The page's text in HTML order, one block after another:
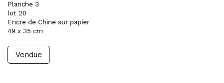
Planche 3
lot 20
Encre de Chine sur papier
49 x 35 cm
Vendue